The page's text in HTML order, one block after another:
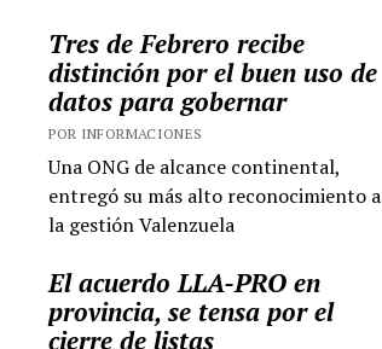
Tres de Febrero recibe
distinción por el buen uso de
datos para gobernar
POR INFORMACIONES
Una ONG de alcance continental,
entregó su más alto reconocimiento a
la gestión Valenzuela
El acuerdo LLA-PRO en
provincia, se tensa por el
cierre de listas